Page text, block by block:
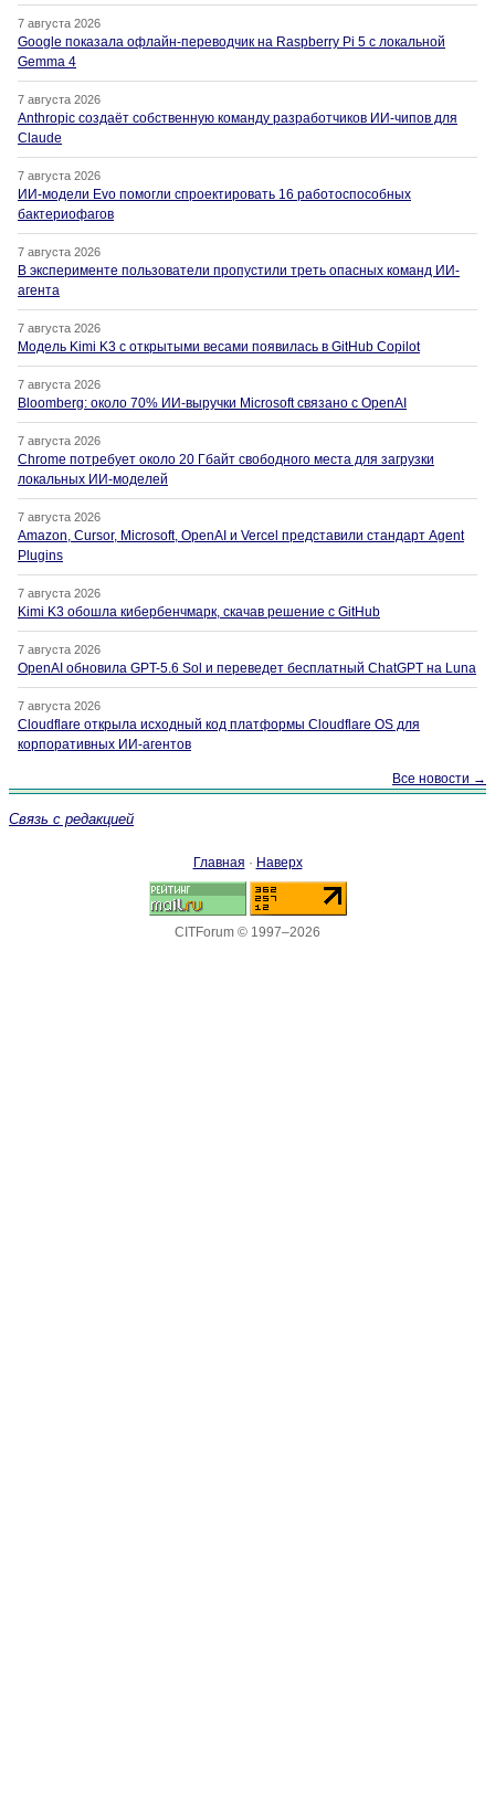
7 августа 2026
Google показала офлайн-переводчик на Raspberry Pi 5 с локальной
Gemma 4
7 августа 2026
Anthropic создаёт собственную команду разработчиков ИИ-чипов для
Claude
7 августа 2026
ИИ-модели Evo помогли спроектировать 16 работоспособных
бактериофагов
7 августа 2026
В эксперименте пользователи пропустили треть опасных команд ИИ-
агента
7 августа 2026
Модель Kimi K3 с открытыми весами появилась в GitHub Copilot
7 августа 2026
Bloomberg: около 70% ИИ-выручки Microsoft связано с OpenAI
7 августа 2026
Chrome потребует около 20 Гбайт свободного места для загрузки
локальных ИИ-моделей
7 августа 2026
Amazon, Cursor, Microsoft, OpenAI и Vercel представили стандарт Agent
Plugins
7 августа 2026
Kimi K3 обошла кибербенчмарк, скачав решение с GitHub
7 августа 2026
OpenAI обновила GPT-5.6 Sol и переведет бесплатный ChatGPT на Luna
7 августа 2026
Cloudflare открыла исходный код платформы Cloudflare OS для
корпоративных ИИ-агентов
Все новости →
Связь с редакцией
Главная · Наверх
CITForum © 1997–2026